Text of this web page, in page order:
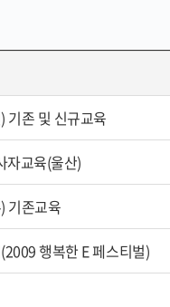
기존 및 신규교육
자교육(울산)
기존교육
행복한 E 페스티벌)